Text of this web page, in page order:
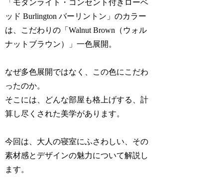
「モダンライト・コンセント付きローベ
ッド Burlington バーリントン」のカラー
は、こだわりの「Walnut Brown（ウォル
ナットブラウン）」一色展開。
なぜ多色展開ではなく、この色にこだわ
ったのか。
そこには、どんな部屋も格上げする、計
算し尽くされた美学があります。
今回は、大人の寝室にふさわしい、その
素材感とデザインの魅力について解説し
ます。